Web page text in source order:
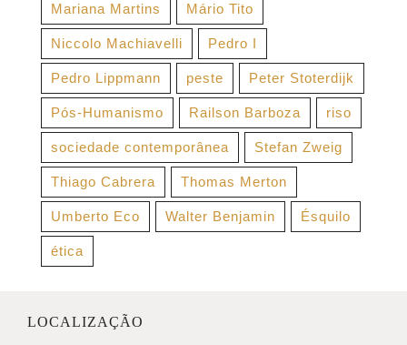
Mariana Martins Mário Tito
Niccolo Machiavelli Pedro I
Pedro Lippmann peste Peter Stoterdijk
Pós-Humanismo Railson Barboza riso
sociedade contemporânea Stefan Zweig
Thiago Cabrera Thomas Merton
Umberto Eco Walter Benjamin Ésquilo
ética
LOCALIZAÇÃO